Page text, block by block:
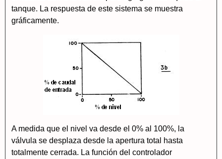
tanque. La respuesta de este sistema se muestra
gráficamente.
A medida que el nivel va desde el 0% al 100%, la
válvula se desplaza desde la apertura total hasta
totalmente cerrada. La función del controlador